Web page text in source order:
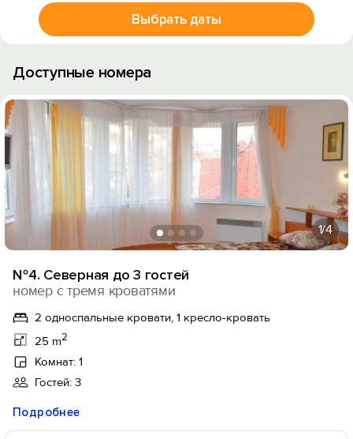
Выбрать даты
Доступные номера
1/4
№4. Северная до 3 гостей
номер с тремя кроватями
2 односпальные кровати, 1 кресло-кровать
25 m2
Комнат: 1
Гостей: 3
Подробнее